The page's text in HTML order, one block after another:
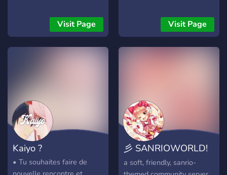
Visit Page Visit Page
Kaiyo ?
• Tu souhaites faire de
彡 SANRIOWORLD!
彡
a soft, friendly, sanrio-